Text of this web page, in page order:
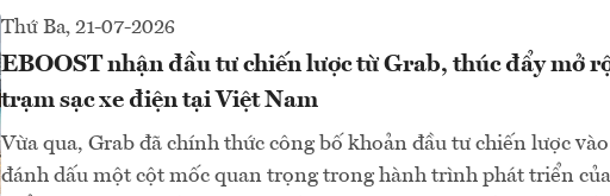
Thứ Ba, 21-07-2026
EBOOST nhận đầu tư chiến lược từ Grab, thúc đẩy mở
trạm sạc xe điện tại Việt Nam
Vừa qua, Grab đã chính thức công bố khoản đầu tư chiến lược
đánh dấu một cột mốc quan trọng trong hành trình phát triển